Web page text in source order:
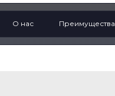
О нас Преимущества